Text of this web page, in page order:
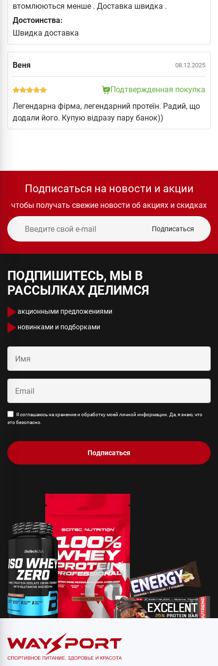
втомлюються менше . Доставка швидка .
Достоинства:
Швидка доставка
Веня 08.12.2025
Подтвержденная покупка
Легендарна фірма, легендарний протеїн. Радий, що
додали його. Купую відразу пару банок))
Подписаться на новости и акции
чтобы получать свежие новости об акциях и скидках
Подписаться
ПОДПИШИТЕСЬ, МЫ В
РАССЫЛКАХ ДЕЛИМСЯ
акционными предложениями
новинками и подборками
Я соглашаюсь на хранение и обработку моей личной информации. Да, я знаю, что
это безопасно.
Подписаться